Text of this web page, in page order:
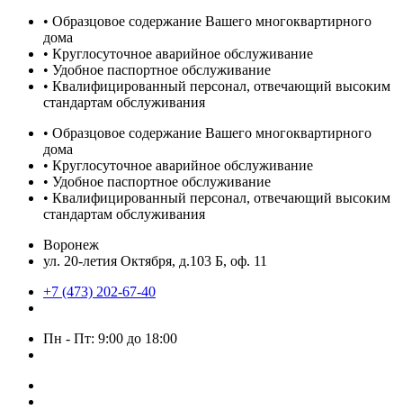
• Образцовое содержание Вашего многоквартирного
дома
• Круглосуточное аварийное обслуживание
• Удобное паспортное обслуживание
• Квалифицированный персонал, отвечающий высоким
стандартам обслуживания
• Образцовое содержание Вашего многоквартирного
дома
• Круглосуточное аварийное обслуживание
• Удобное паспортное обслуживание
• Квалифицированный персонал, отвечающий высоким
стандартам обслуживания
Воронеж
ул. 20-летия Октября, д.103 Б, оф. 11
+7 (473) 202-67-40
Пн - Пт: 9:00 до 18:00